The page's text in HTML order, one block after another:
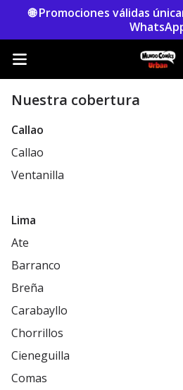
🌐 Promociones válidas
Nuestra cobertura
Callao
Callao
Ventanilla
Lima
Ate
Barranco
Breña
Carabayllo
Chorrillos
Cieneguilla
Comas